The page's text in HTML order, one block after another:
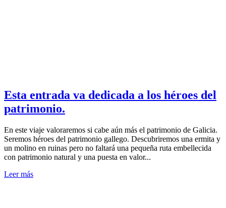
Esta entrada va dedicada a los héroes del
patrimonio.
En este viaje valoraremos si cabe aún más el patrimonio de Galicia.
Seremos héroes del patrimonio gallego. Descubriremos una ermita y
un molino en ruinas pero no faltará una pequeña ruta embellecida
con patrimonio natural y una puesta en valor...
Leer más